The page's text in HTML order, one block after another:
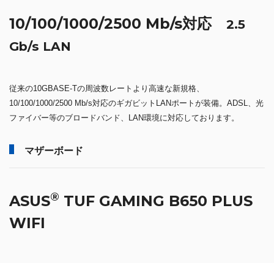
10/100/1000/2500 Mb/s対応 2.5
Gb/s LAN
従来の10GBASE-Tの周波数レートより高速な新規格、
10/100/1000/2500 Mb/s対応のギガビットLANポートが装備。ADSL、光
ファイバー等のブロードバンド、LAN環境に対応しております。
マザーボード
ASUS® TUF GAMING B650 PLUS
WIFI